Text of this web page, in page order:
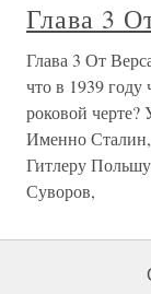
Глава 3
Глава 3 От
что в 1939 году
роковой
Именно Сталин,
Гитлеру
Суворов,